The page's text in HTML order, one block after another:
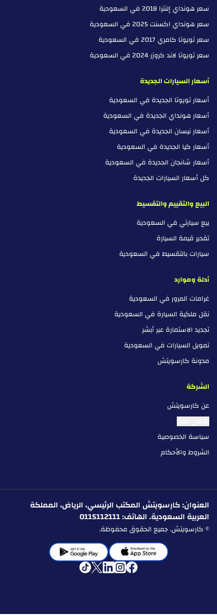
سعر هونداي إلنترا 2018 في السعودية
سعر هونداي اكسنت 2025 في السعودية
سعر تويوتا كامري 2017 في السعودية
سعر تويوتا لاند كروزر 2024 في السعودية
أسعار السيارات الجديدة
أسعار تويوتا الجديدة في السعودية
أسعار هونداي الجديدة في السعودية
أسعار نيسان الجديدة في السعودية
أسعار كيا الجديدة في السعودية
أسعار شانجان الجديدة في السعودية
كل أسعار السيارات الجديدة
البيع والتقييم والتقسيط
بيع سيارتي في السعودية
تقدير قيمة السيارة
سيارات بالتقسيط في السعودية
أدلة وموارد
غرامات المرور في السعودية
نقل ملكية السيارة في السعودية
تجديد الاستمارة عبر أبشر
تمويل السيارات في السعودية
مدونة كارسويتش
الشركة
عن كارسويتش
تواصل معنا
سياسة الخصوصية
الشروط والأحكام
العنوان: كارسويتش المكتب الرئيسي، الرياض، المملكة
العربية السعودية. الهاتف: 0115112111
© كارسويتش. جميع الحقوق محفوظة.